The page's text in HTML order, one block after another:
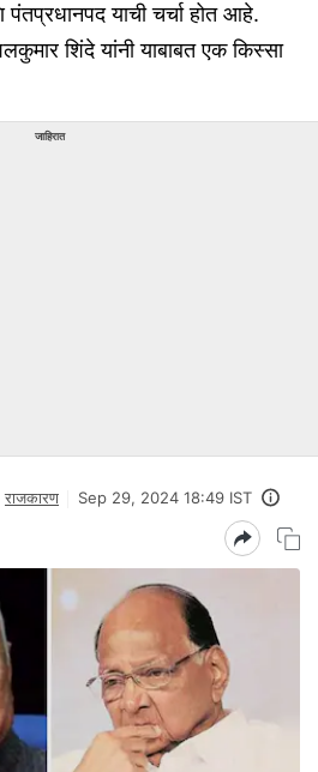
याची चर्चा होत आहे.
शिंदे यांनी याबाबत एक किस्सा
जाहिरात
राजकारण Sep 29, 2024 18:49 IST